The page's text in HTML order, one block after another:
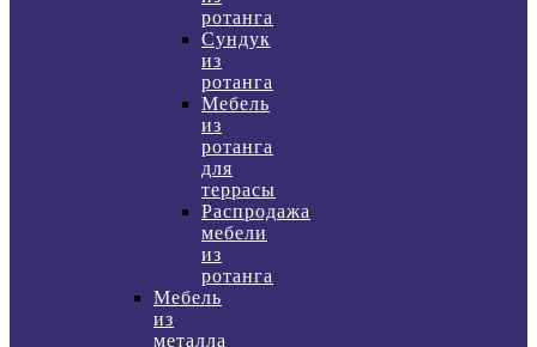
ротанга
Сундук
из
ротанга
Мебель
из
ротанга
для
террасы
Распродажа
мебели
из
ротанга
Мебель
из
металла